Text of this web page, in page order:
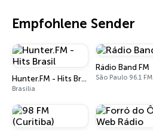
Empfohlene Sender
Hunter.FM - Hits Brasil
Brasília
Rádio Band FM
São Paulo 96.1 FM